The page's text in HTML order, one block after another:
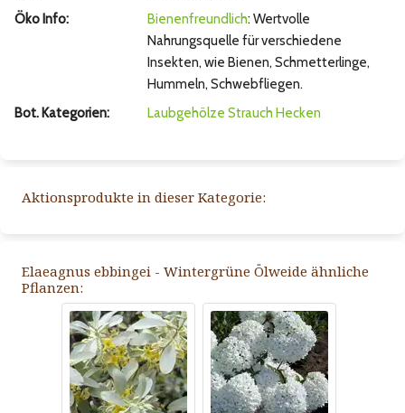
Öko Info:
Bienenfreundlich: Wertvolle
Nahrungsquelle für verschiedene
Insekten, wie Bienen, Schmetterlinge,
Hummeln, Schwebfliegen.
Bot. Kategorien:
Laubgehölze Strauch Hecken
Aktionsprodukte in dieser Kategorie:
Elaeagnus ebbingei - Wintergrüne Ölweide ähnliche
Pflanzen: